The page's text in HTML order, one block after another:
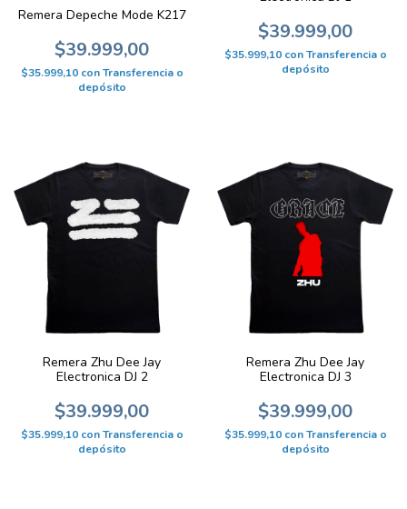
Remera Depeche Mode K217
$39.999,00
$35.999,10 con Transferencia o
depósito
$39.999,00
$35.999,10 con Transferencia o
depósito
Remera Zhu Dee Jay
Electronica DJ 2
$39.999,00
$35.999,10 con Transferencia o
depósito
Remera Zhu Dee Jay
Electronica DJ 3
$39.999,00
$35.999,10 con Transferencia o
depósito